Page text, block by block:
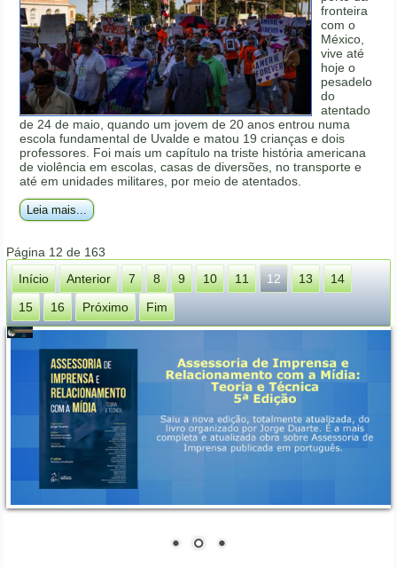
fronteira
com o
México,
vive até
hoje o
pesadelo
do
atentado
de 24 de maio, quando um jovem de 20 anos entrou numa
escola fundamental de Uvalde e matou 19 crianças e dois
professores. Foi mais um capítulo na triste história americana
de violência em escolas, casas de diversões, no transporte e
até em unidades militares, por meio de atentados.
Leia mais...
Página 12 de 163
Início
Anterior 7 8 9 10 11 12 13
14
15
16 Próximo Fim